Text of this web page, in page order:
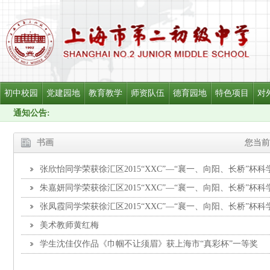
初中校园 党建园地 教育教学 师资队伍 德育园地 特色项目 对
通知公告:
您当
书画
张欣怡同学荣获徐汇区2015“XXC”—“襄一、向阳、长桥”杯科
朱嘉妍同学荣获徐汇区2015“XXC”—“襄一、向阳、长桥”杯科
张凤霞同学荣获徐汇区2015“XXC”—“襄一、向阳、长桥”杯科
美术教师黄红梅
学生沈佳仪作品《巾帼不让须眉》获上海市“真彩杯”一等奖